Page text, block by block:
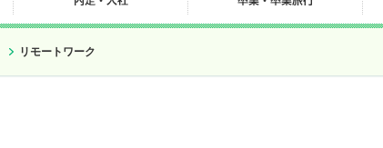
リモートワーク